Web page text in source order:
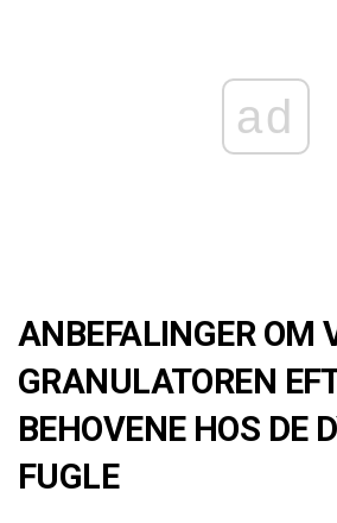
ad
ANBEFALINGER OM
GRANULATOREN
BEHOVENE HOS DE
FUGLE